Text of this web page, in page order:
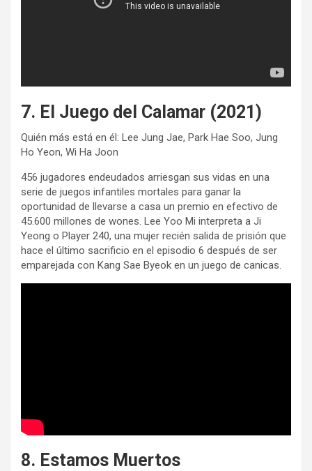
7. El Juego del Calamar (2021)
Quién más está en él: Lee Jung Jae, Park Hae Soo, Jung
Ho Yeon, Wi Ha Joon
456 jugadores endeudados arriesgan sus vidas en una
serie de juegos infantiles mortales para ganar la
oportunidad de llevarse a casa un premio en efectivo de
45.600 millones de wones. Lee Yoo Mi interpreta a Ji
Yeong o Player 240, una mujer recién salida de prisión que
hace el último sacrificio en el episodio 6 después de ser
emparejada con Kang Sae Byeok en un juego de canicas.
8. Estamos Muertos